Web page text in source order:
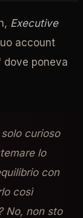
Executive
account
dove poneva
curioso
lo
con
così
No, non sto